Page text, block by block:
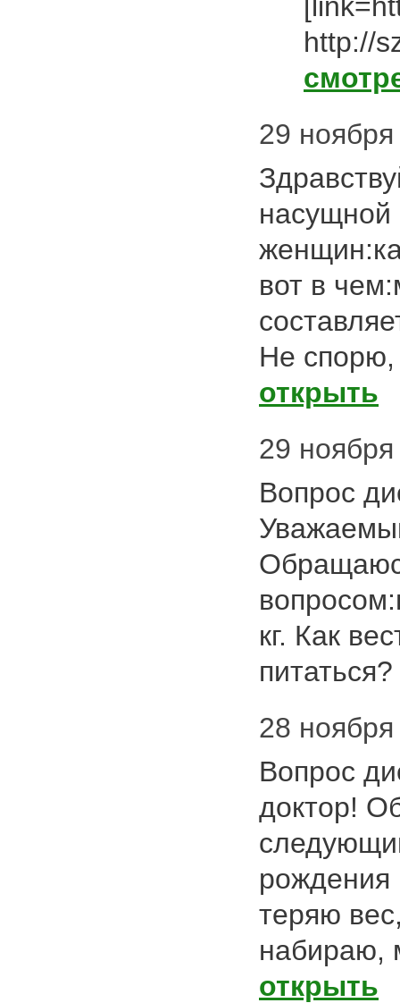
http://
29 ноября
насущной
вот в
Не
открыть
29
Вопрос
кг. Как
питаться?
28
Вопрос
доктор!
рождения
теряю
набираю,
открыть